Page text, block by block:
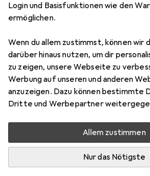
Login und Basisfunktionen wie den
ermöglichen.
Wenn du allem zustimmst, können wir
darüber hinaus nutzen, um dir
zu zeigen, unsere Webseite zu
Werbung auf unseren und anderen
anzuzeigen. Dazu können bestimmte
Dritte und Werbepartner
Allem zustimmen
Nur das Nötigste